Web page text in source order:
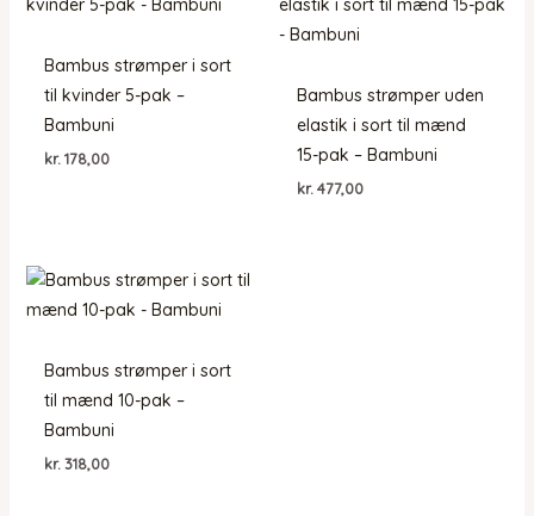
Bambus strømper i sort
til kvinder 5-pak –
Bambuni
kr.178,00
Bambus strømper uden
elastik i sort til mænd
15-pak – Bambuni
kr.477,00
Bambus strømper i sort
til mænd 10-pak –
Bambuni
kr. 318,00